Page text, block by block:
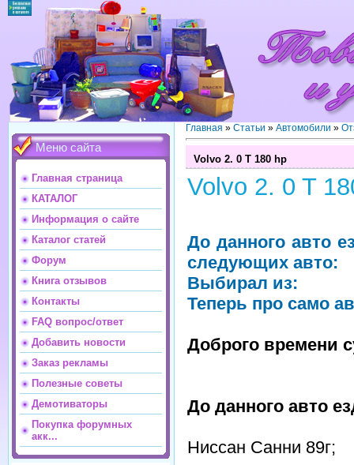
Меню сайта
Главная страница
КАТАЛОГ
Информация о сайте
Каталог статей
Форум
Книга отзывов
Контакты
FAQ вопрос/ответ
Добавить новости
Заказ рекламы
Полезные советы
Демотиваторы
Покупка форумных
акк...
Главная » Статьи » Автомобили »
Volvo 2. 0 T 180 hp
Volvo 2. 0 T
До данного авто
следующих авто:
Выбирал из:
Теперь про само
Доброго времени
До данного авто
Ниссан Санни 89г;